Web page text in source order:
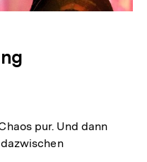
pur. Und dann